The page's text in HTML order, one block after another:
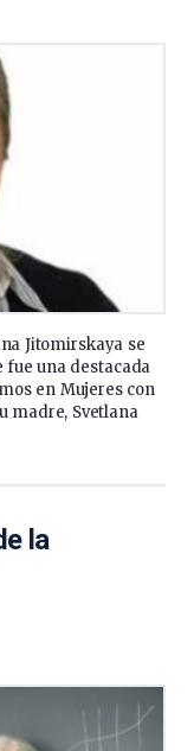
Jitomirskaya se
fue una destacada
en Mujeres con
madre, Svetlana
la